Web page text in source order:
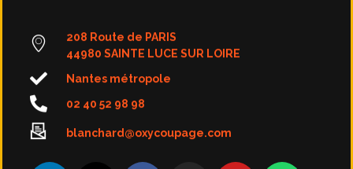
208 Route de PARIS
44980 SAINTE LUCE SUR LOIRE
Nantes métropole
02 40 52 98 98
blanchard@oxycoupage.com